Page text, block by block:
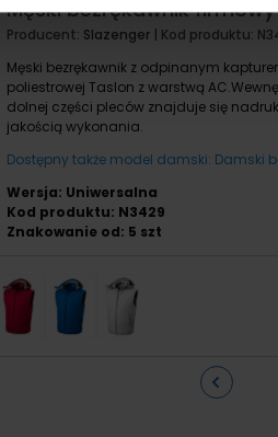
Męski bezrękawnik
Producent: Slazenger | Kod produktu:
Męski bezrękawnik z odpinanym
poliestrowej Taslon z warstwą
dolnej części pleców znajduje się
jakością wykonania.
Dostępny także model damski: Damski
Wersja: Uniwersalna
Kod produktu: N3429
Znakowanie od: 5 szt